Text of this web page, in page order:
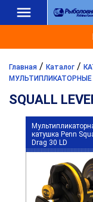
Главная / Каталог /
МУЛЬТИПЛИКАТОРНЫЕ
SQUALL
катушка Penn
Drag 30 LD